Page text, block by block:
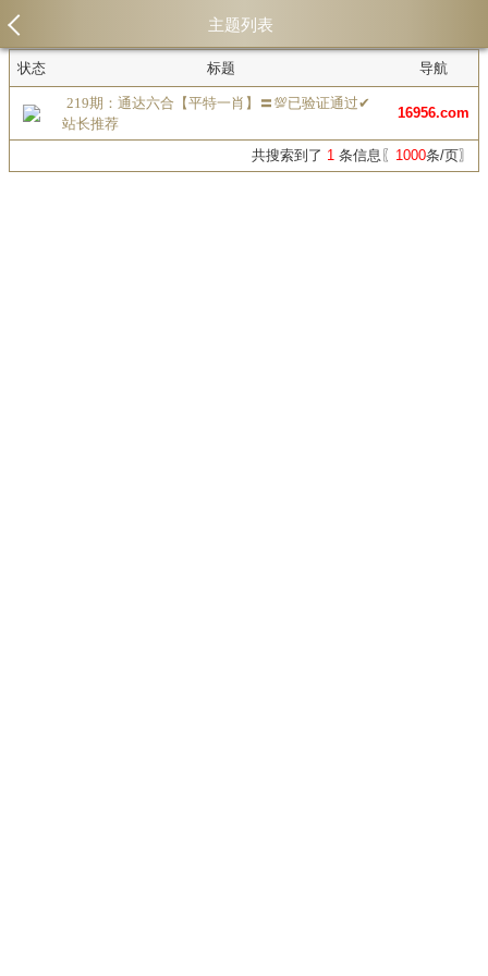
主题列表
状态 标题 导航
219期：通达六合【平特一肖】〓💯已验证通过✔
站长推荐
16956.com
共搜索到了 1 条信息〖 1000条/页〗